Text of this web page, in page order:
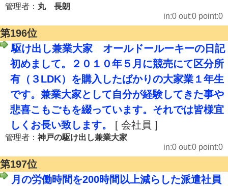
管理者： 丸 長朗
in:0 out:0 point:0
第196位
駆け出し兼業大家 オールドールーキーの日記
初めまして。２０１０年５月に競売にて区分所
有（３LDK）を購入したばかりの大家業１年生
です。兼業大家として自分が経験してきた事や
悲喜こもごもを綴っています。それでは皆様宜
しくお長い致します。
[ 会社員 ]
管理者： 神戸の駆け出し兼業大家
in:0 out:0 point:0
第197位
月の労働時間を200時間以上減らした派遣社員